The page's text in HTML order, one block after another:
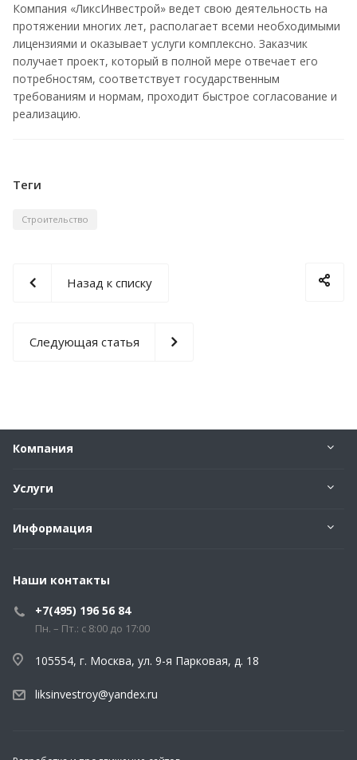
Компания «ЛиксИнвестрой» ведет свою деятельность на
протяжении многих лет, располагает всеми необходимыми
лицензиями и оказывает услуги комплексно. Заказчик
получает проект, который в полной мере отвечает его
потребностям, соответствует государственным
требованиям и нормам, проходит быстрое согласование и
реализацию.
Теги
Строительство
Назад к списку
Следующая статья
Компания
Услуги
Информация
Наши контакты
+7(495) 196 56 84
Пн. – Пт.: с 8:00 до 17:00
105554, г. Москва, ул. 9-я Парковая, д. 18
liksinvestroy@yandex.ru